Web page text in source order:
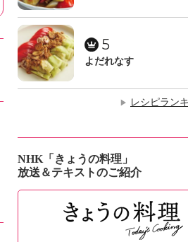
5
よだれなす
▶ レシピラン
NHK「きょうの料理」
放送＆テキストのご紹介